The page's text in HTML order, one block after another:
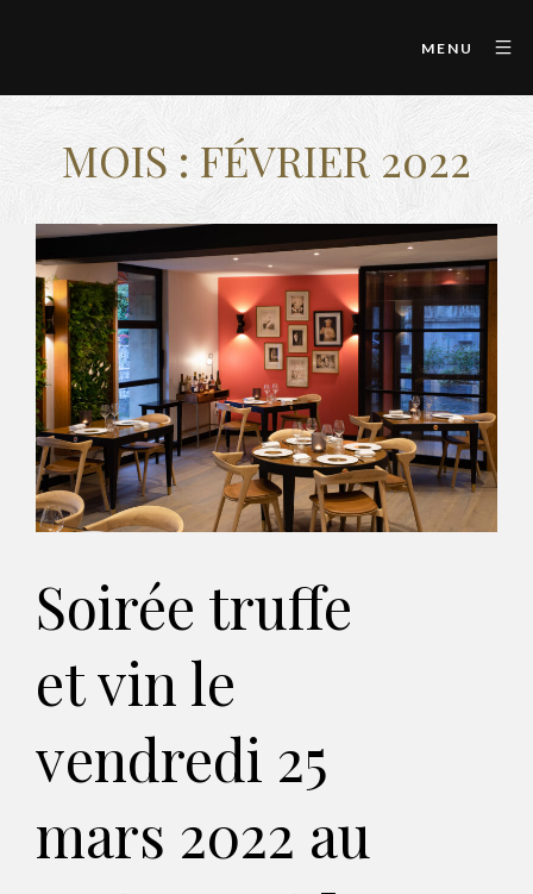
MENU
MOIS :FÉVRIER 2022
Soirée truffe
et vin le
vendredi 25
mars 2022 au